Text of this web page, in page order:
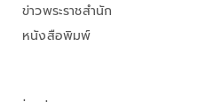
ข่าวพระราชสำนัก
หนังสือพิมพ์